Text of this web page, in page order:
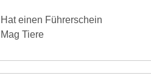
Hat einen Führerschein
Mag Tiere